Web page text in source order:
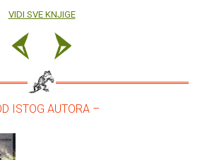
VIDI SVE KNJIGE
ISTOG AUTORA –